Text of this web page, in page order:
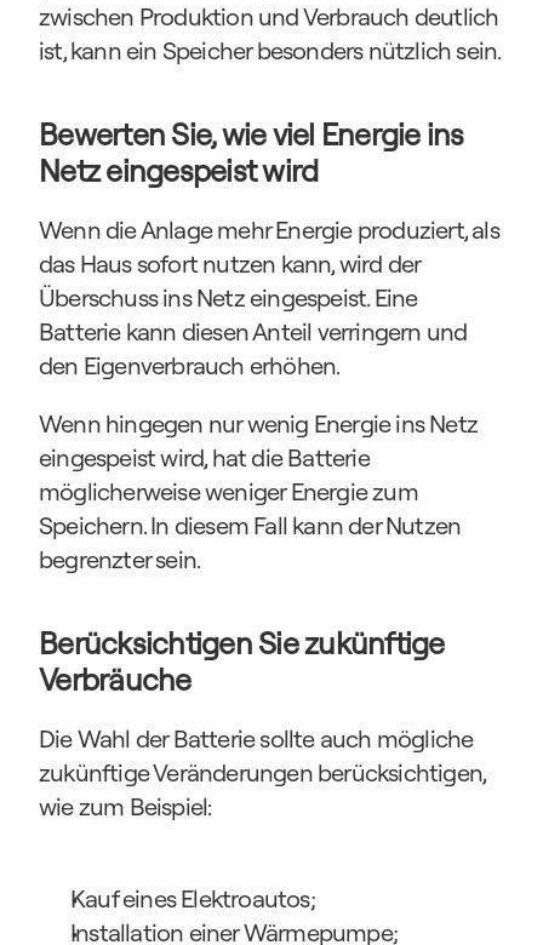
zwischen Produktion und Verbrauch deutlich
ist, kann ein Speicher besonders nützlich sein.
Bewerten Sie, wie viel Energie ins
Netz eingespeist wird
Wenn die Anlage mehr Energie produziert, als
das Haus sofort nutzen kann, wird der
Überschuss ins Netz eingespeist. Eine
Batterie kann diesen Anteil verringern und
den Eigenverbrauch erhöhen.
Wenn hingegen nur wenig Energie ins Netz
eingespeist wird, hat die Batterie
möglicherweise weniger Energie zum
Speichern. In diesem Fall kann der Nutzen
begrenzter sein.
Berücksichtigen Sie zukünftige
Verbräuche
Die Wahl der Batterie sollte auch mögliche
zukünftige Veränderungen berücksichtigen,
wie zum Beispiel:
Kauf eines Elektroautos;
Installation einer Wärmepumpe;